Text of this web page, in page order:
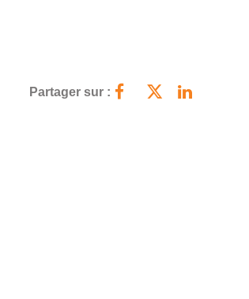
Partager sur :